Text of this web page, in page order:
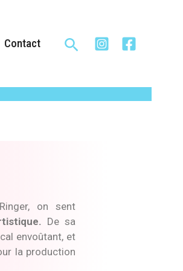
Contact Rechercher
on sent
De sa
envoûtant, et
la production